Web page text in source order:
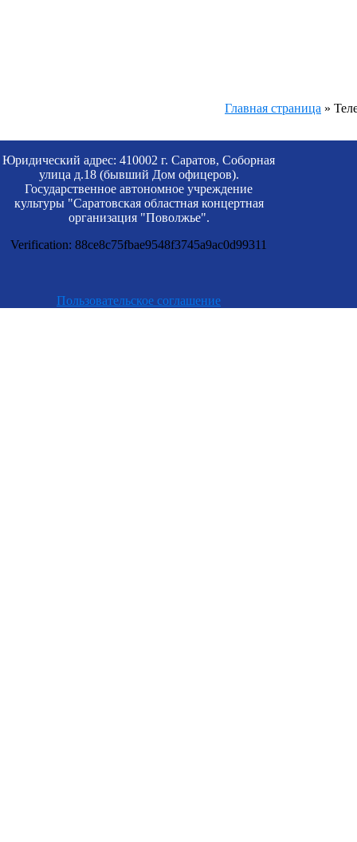
Главная страница »
Юридический адрес: 410002 г. Саратов, Соборная
улица д.18 (бывший Дом офицеров).
Государственное автономное учреждение
культуры "Саратовская областная концертная
организация "Поволжье".
Verification: 88ce8c75fbae9548f3745a9ac0d99311
Пользовательское соглашение